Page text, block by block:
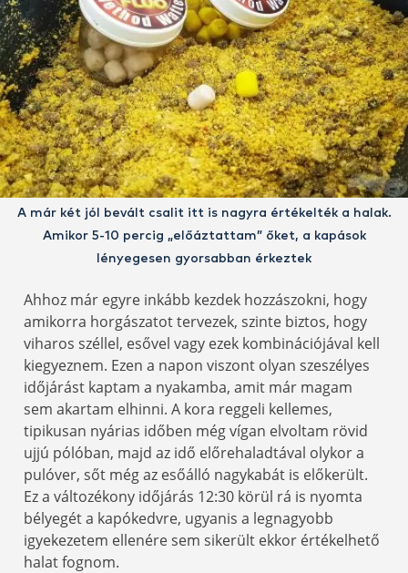
A már két jól bevált csalit itt is nagyra értékelték a halak.
Amikor 5-10 percig „előáztattam” őket, a kapások
lényegesen gyorsabban érkeztek
Ahhoz már egyre inkább kezdek hozzászokni, hogy
amikorra horgászatot tervezek, szinte biztos, hogy
viharos széllel, esővel vagy ezek kombinációjával kell
kiegyeznem. Ezen a napon viszont olyan szeszélyes
időjárást kaptam a nyakamba, amit már magam
sem akartam elhinni. A kora reggeli kellemes,
tipikusan nyárias időben még vígan elvoltam rövid
ujjú pólóban, majd az idő előrehaladtával olykor a
pulóver, sőt még az esőálló nagykabát is előkerült.
Ez a változékony időjárás 12:30 körül rá is nyomta
bélyegét a kapókedvre, ugyanis a legnagyobb
igyekezetem ellenére sem sikerült ekkor értékelhető
halat fognom.